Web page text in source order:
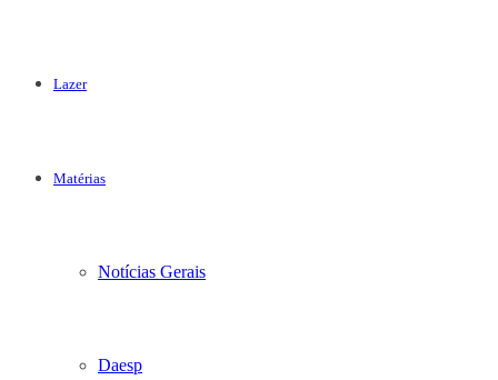
Lazer
Matérias
Notícias Gerais
Daesp